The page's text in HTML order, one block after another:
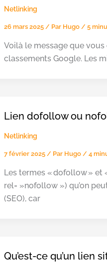
Netlinking
26 mars 2025 / Par Hugo / 5
Voilà le message que
classements Google. Les
Lien dofollow ou
Netlinking
7 février 2025 / Par Hugo / 4
Les termes « dofollow »
rel= »nofollow ») qu’on
(SEO), car
Qu’est-ce qu’un lien